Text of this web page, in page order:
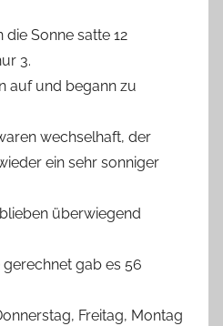
Sonne satte 12
3.
auf und begann zu
wechselhaft, der
ein sehr sonniger
überwiegend
gab es 56
Freitag, Montag